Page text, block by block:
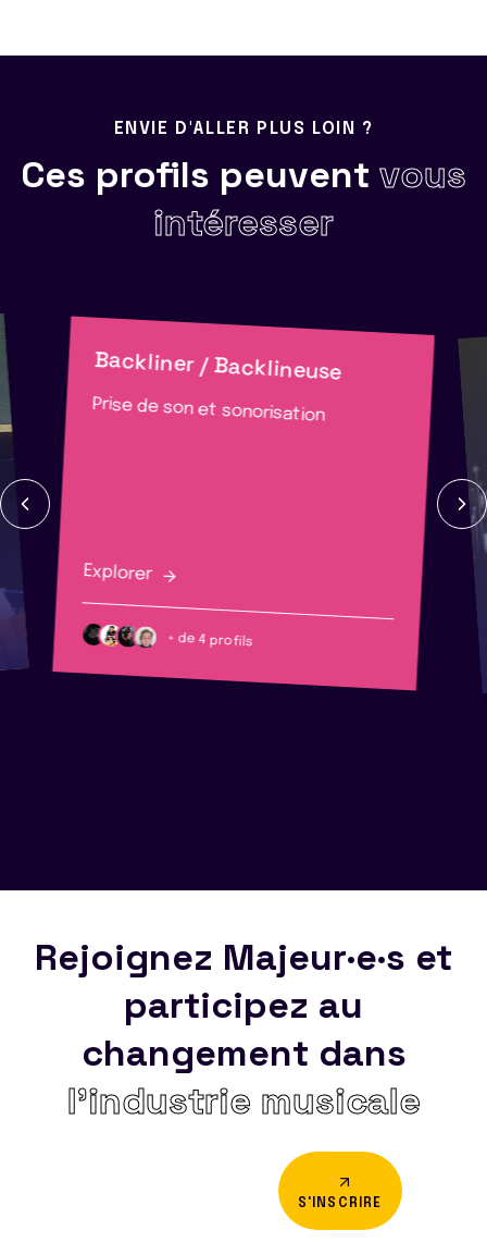
ENVIE D'ALLER PLUS LOIN ?
Ces profils peuvent vous
intéresser
Backliner / Backlineuse
Prise de son et sonorisation
Explorer
+ de 4 profils
Rejoignez Majeur·e·s et
participez au
changement dans
l’industrie musicale
S'INSCRIRE